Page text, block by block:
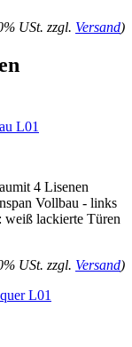
USt. zzgl. Versand)
L01
4 Lisenen
Vollbau - links
weiß lackierte Türen
USt. zzgl. Versand)
L01